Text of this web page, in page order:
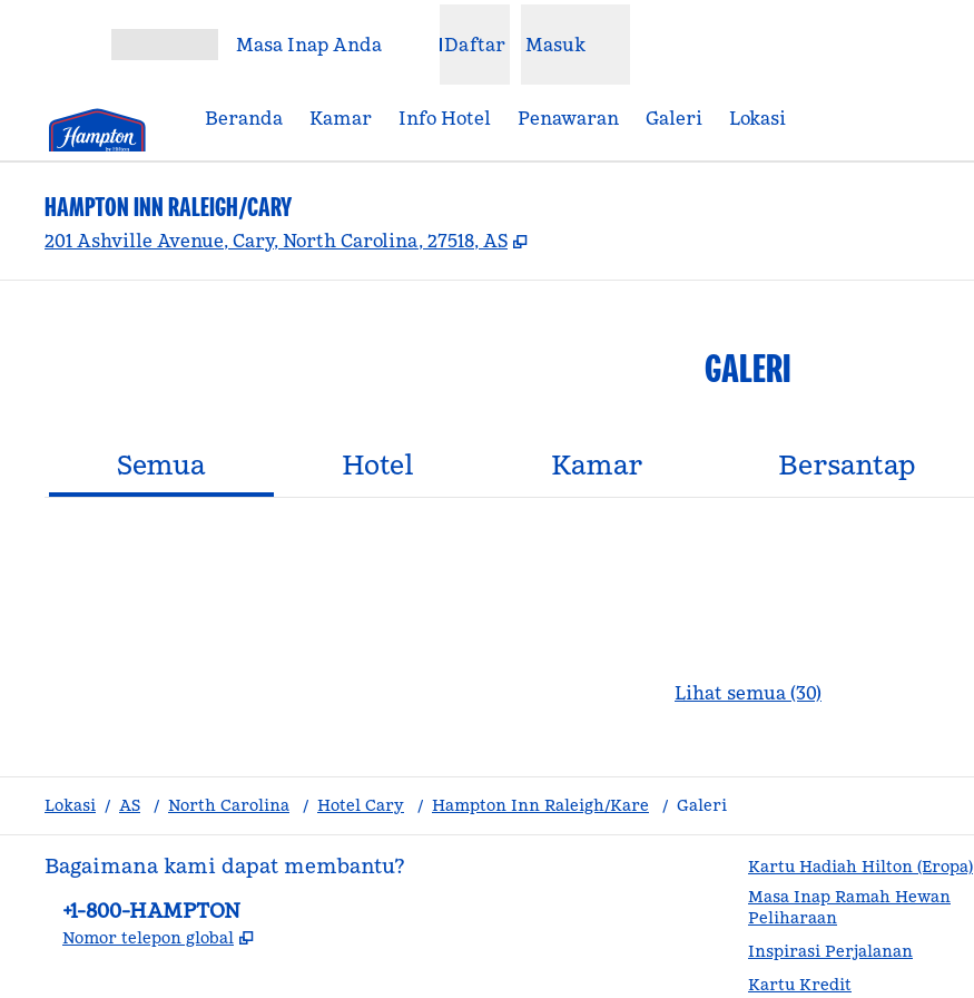
Masa Inap Anda Daftar Masuk
Beranda Kamar Info Hotel Penawaran Galeri Lokasi
HAMPTON INN RALEIGH/CARY
201 Ashville Avenue, Cary, North Carolina, 27518, AS ,
GALERI
Semua Hotel Kamar Bersantap
Lihat semua (30)
Lokasi / AS / North Carolina / Hotel Cary / Hampton Inn Raleigh/Kare / Galeri
Bagaimana kami dapat membantu?
Telepon:
+1-800-HAMPTON
Nomor telepon global ,
Kartu Hadiah Hilton (Eropa)
Masa Inap Ramah Hewan
Peliharaan
Inspirasi Perjalanan
Kartu Kredit